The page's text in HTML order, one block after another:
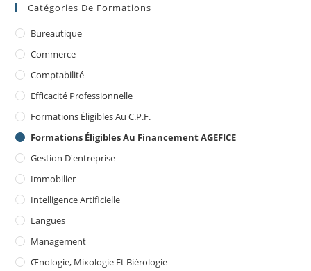
Catégories De Formations
Bureautique
Commerce
Comptabilité
Efficacité Professionnelle
Formations Éligibles Au C.P.F.
Formations Éligibles Au Financement AGEFICE
Gestion D'entreprise
Immobilier
Intelligence Artificielle
Langues
Management
Œnologie, Mixologie Et Biérologie